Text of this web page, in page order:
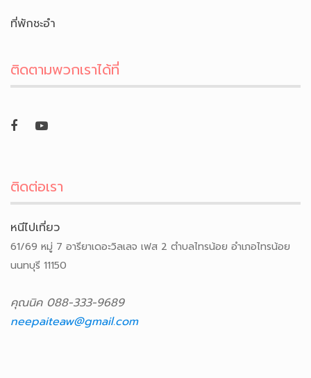
ที่พักชะอำ
ติดตามพวกเราได้ที่
ติดต่อเรา
หนีไปเที่ยว
61/69 หมู่ 7 อารียาเดอะวิลเลจ เฟส 2 ตำบลไทรน้อย อำเภอไทรน้อย
นนทบุรี 11150
คุณนิค 088-333-9689
neepaiteaw@gmail.com